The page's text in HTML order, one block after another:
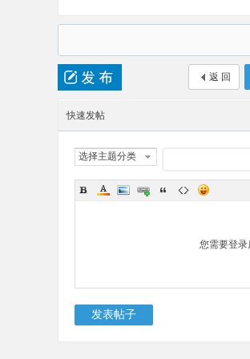
返 回
快速发帖
选择主题分类
您需要登
发表帖子